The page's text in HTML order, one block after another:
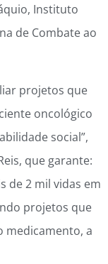
Instituto
de Combate ao
projetos que
oncológico
social”,
que garante:
de 2 mil vidas em
projetos que
medicamento, a